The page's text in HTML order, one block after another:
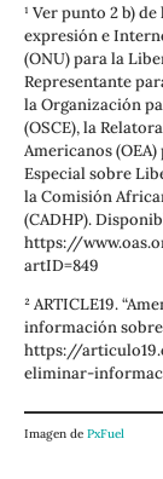
¹ Ver punto 2 b)
expresión e
(ONU) para la
Representante
la Organización
(OSCE), la
Americanos
Especial sobre
la Comisión
(CADHP).
https://
artID=849
² ARTICLE19.
información
https://
eliminar-
Imagen dePxFuel